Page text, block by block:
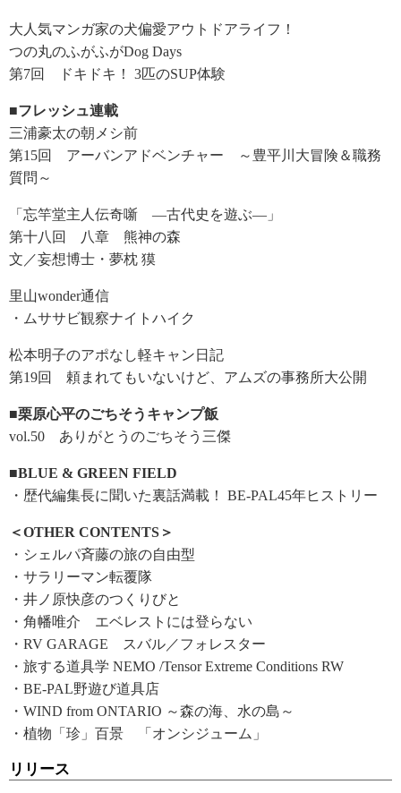
大人気マンガ家の犬偏愛アウトドアライフ！
つの丸のふがふがDog Days
第7回 ドキドキ！ 3匹のSUP体験
■フレッシュ連載
三浦豪太の朝メシ前
第15回 アーバンアドベンチャー ～豊平川大冒険＆職務
質問～
「忘竿堂主人伝奇噺 ―古代史を遊ぶ―」
第十八回 八章 熊神の森
文／妄想博士・夢枕 獏
里山wonder通信
・ムササビ観察ナイトハイク
松本明子のアポなし軽キャン日記
第19回 頼まれてもいないけど、アムズの事務所大公開
■栗原心平のごちそうキャンプ飯
vol.50 ありがとうのごちそう三傑
■BLUE & GREEN FIELD
・歴代編集長に聞いた裏話満載！ BE-PAL45年ヒストリー
＜OTHER CONTENTS＞
・シェルパ斉藤の旅の自由型
・サラリーマン転覆隊
・井ノ原快彦のつくりびと
・角幡唯介 エベレストには登らない
・RV GARAGE スバル／フォレスター
・旅する道具学 NEMO /Tensor Extreme Conditions RW
・BE-PAL野遊び道具店
・WIND from ONTARIO ～森の海、水の島～
・植物「珍」百景 「オンシジューム」
リリース